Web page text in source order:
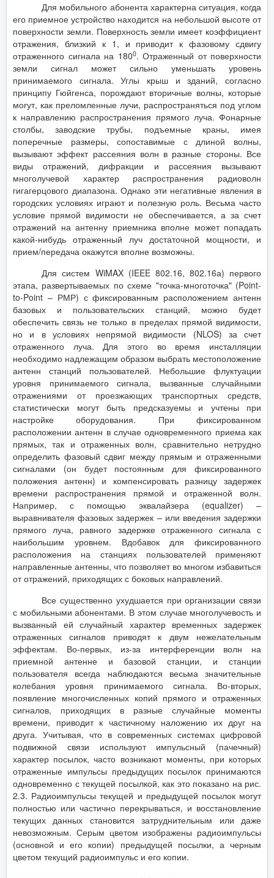
Для мобильного абонента характерна ситуация, когда
его приемное устройство находится на небольшой высоте от
поверхности земли. Поверхность земли имеет коэффициент
отражения, близкий к 1, и приводит к фазовому сдвигу
отраженного сигнала на 1800. Отраженный от поверхности
земли сигнал может сильно уменьшать уровень
принимаемого сигнала. Углы крыш и зданий, согласно
принципу Гюйгенса, порождают вторичные волны, которые
могут, как преломленные лучи, распространяться под углом
к направлению распространения прямого луча. Фонарные
столбы, заводские трубы, подъемные краны, имея
поперечные размеры, сопоставимые с длиной волны,
вызывают эффект рассеяния волн в разные стороны. Все
виды отражений, дифракции и рассеяния вызывают
многолучевой характер распространения радиоволн
гигагерцового диапазона. Однако эти негативные явления в
городских условиях играют и полезную роль. Весьма часто
условие прямой видимости не обеспечивается, а за счет
отражений на антенну приемника вполне может попадать
какой-нибудь отраженный луч достаточной мощности, и
прием/передача окажутся вполне возможны.
Для систем WiMAX (IEEE 802.16, 802.16а) первого
этапа, развертываемых по схеме "точка-многоточка" (Point-
to-Point – РМР) с фиксированным расположением антенн
базовых и пользовательских станций, можно будет
обеспечить связь не только в пределах прямой видимости,
но и в условиях непрямой видимости (NLOS) за счет
отраженного луча. Для этого во время инсталляции
необходимо надлежащим образом выбрать местоположение
антенн станций пользователей. Небольшие флуктуации
уровня принимаемого сигнала, вызванные случайными
отражениями от проезжающих транспортных средств,
статистически могут быть предсказуемы и учтены при
настройке оборудования. При фиксированном
расположении антенн в случае одновременного приема как
прямых, так и отраженных волн, сравнительно нетрудно
определить фазовый сдвиг между прямым и отраженными
сигналами (он будет постоянным для фиксированного
положения антенн) и компенсировать разницу задержек
времени распространения прямой и отраженной волн.
Например, с помощью эквалайзера (equalizer) –
выравнивателя фазовых задержек – или введения задержки
прямого луча, равного задержке отраженного сигнала с
наибольшим уровнем. Вдобавок для фиксированного
расположения на станциях пользователей применяют
направленные антенны, что позволяет во многом избавиться
от отражений, приходящих с боковых направлений.
Все существенно ухудшается при организации связи
с мобильными абонентами. В этом случае многолучевость и
вызванный ей случайный характер временных задержек
отраженных сигналов приводят к двум нежелательным
эффектам. Во-первых, из-за интерференции волн на
приемной антенне и базовой станции, и станции
пользователя всегда наблюдаются весьма значительные
колебания уровня принимаемого сигнала. Во-вторых,
появление многочисленных копий прямого и отраженных
сигналов, приходящих в разные случайные моменты
времени, приводит к частичному наложению их друг на
друга. Учитывая, что в современных системах цифровой
подвижной связи используют импульсный (пачечный)
характер посылок, часто возникают моменты, при которых
отраженные импульсы предыдущих посылок принимаются
одновременно с текущей посылкой, как это показано на рис.
2.3. Радиоимпульсы текущей и предыдущей посылок могут
полностью или частично перекрываться, и восстановление
текущих данных становится затруднительным или даже
невозможным. Серым цветом изображены радиоимпульсы
(основной и его копии) предыдущей посылки, а черным
цветом текущий радиоимпульс и его копии.